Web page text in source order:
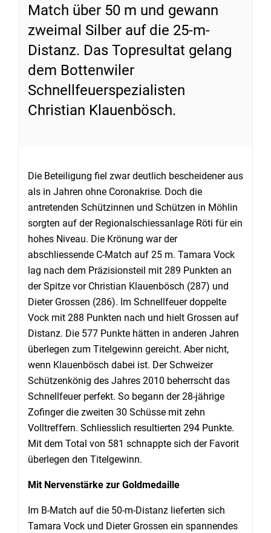
Match über 50 m und gewann
zweimal Silber auf die 25-m-
Distanz. Das Topresultat gelang
dem Bottenwiler
Schnellfeuerspezialisten
Christian Klauenbösch.
Die Beteiligung fiel zwar deutlich bescheidener aus
als in Jahren ohne Coronakrise. Doch die
antretenden Schützinnen und Schützen in Möhlin
sorgten auf der Regionalschiessanlage Röti für ein
hohes Niveau. Die Krönung war der
abschliessende C-Match auf 25 m. Tamara Vock
lag nach dem Präzisionsteil mit 289 Punkten an
der Spitze vor Christian Klauenbösch (287) und
Dieter Grossen (286). Im Schnellfeuer doppelte
Vock mit 288 Punkten nach und hielt Grossen auf
Distanz. Die 577 Punkte hätten in anderen Jahren
überlegen zum Titelgewinn gereicht. Aber nicht,
wenn Klauenbösch dabei ist. Der Schweizer
Schützenkönig des Jahres 2010 beherrscht das
Schnellfeuer perfekt. So begann der 28-jährige
Zofinger die zweiten 30 Schüsse mit zehn
Volltreffern. Schliesslich resultierten 294 Punkte.
Mit dem Total von 581 schnappte sich der Favorit
überlegen den Titelgewinn.
Mit Nervenstärke zur Goldmedaille
Im B-Match auf die 50-m-Distanz lieferten sich
Tamara Vock und Dieter Grossen ein spannendes